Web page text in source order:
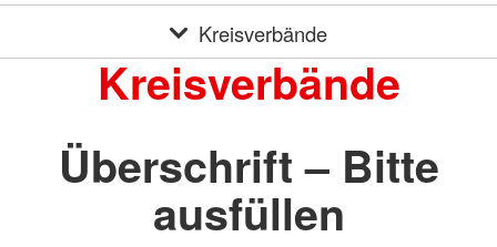
Kreisverbände
Kreisverbände
Überschrift – Bitte
ausfüllen